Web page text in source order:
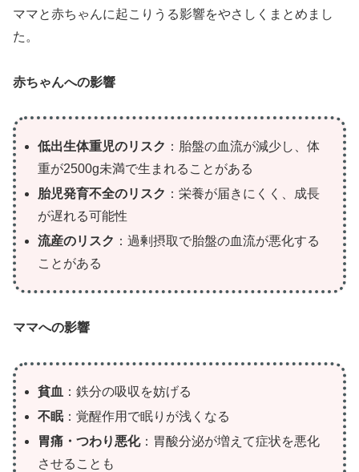
ママと赤ちゃんに起こりうる影響をやさしくまとめまし
た。
赤ちゃんへの影響
低出生体重児のリスク ：胎盤の血流が減少し、体
重が2500g未満で生まれることがある
胎児発育不全のリスク ：栄養が届きにくく、成長
が遅れる可能性
流産のリスク ：過剰摂取で胎盤の血流が悪化する
ことがある
ママへの影響
貧血 ：鉄分の吸収を妨げる
不眠：覚醒作用で眠りが浅くなる
胃痛・つわり悪化：胃酸分泌が増えて症状を悪化
させることも